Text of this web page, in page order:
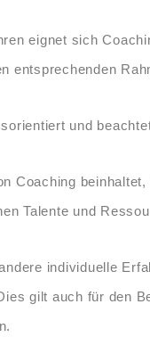
eignet sich
entsprechenden
und
Coaching
Talente und
individuelle
gilt auch für den